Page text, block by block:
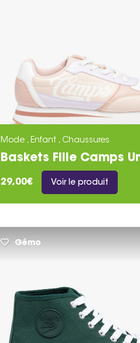
Mode , Enfant , Chaussures
Baskets Fille Camps
29,00€ Voir le produit
Gémo